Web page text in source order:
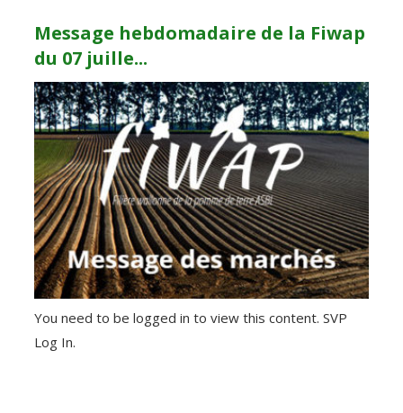
Message hebdomadaire de la Fiwap
du 07 juille...
You need to be logged in to view this content. SVP
Log In.